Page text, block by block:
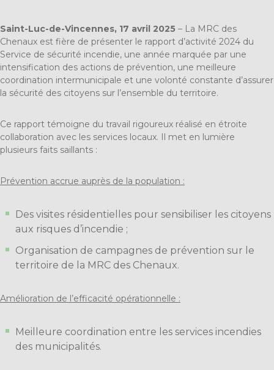
Saint-Luc-de-Vincennes, 17 avril 2025 – La MRC des
Chenaux est fière de présenter le rapport d’activité 2024 du
Service de sécurité incendie, une année marquée par une
intensification des actions de prévention, une meilleure
coordination intermunicipale et une volonté constante d’assurer
la sécurité des citoyens sur l’ensemble du territoire.
Ce rapport témoigne du travail rigoureux réalisé en étroite
collaboration avec les services locaux. Il met en lumière
plusieurs faits saillants :
Prévention accrue auprès de la population :
Des visites résidentielles pour sensibiliser les citoyens
aux risques d’incendie ;
Organisation de campagnes de prévention sur le
territoire de la MRC des Chenaux.
Amélioration de l’efficacité opérationnelle :
Meilleure coordination entre les services incendies
des municipalités.